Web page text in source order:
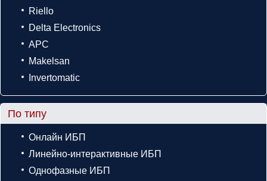
Riello
Delta Electronics
APC
Makelsan
Invertomatic
По типу
Онлайн ИБП
Линейно-интерактивные ИБП
Однофазные ИБП